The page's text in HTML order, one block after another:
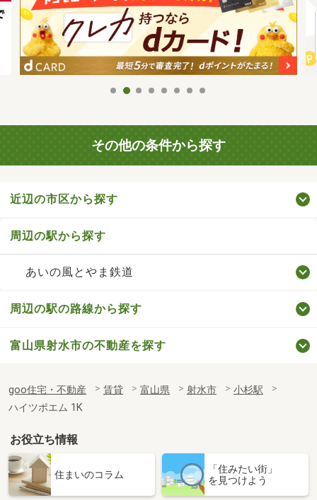
その他の条件から探す
近辺の市区から探す
周辺の駅から探す
あいの風とやま鉄道
周辺の駅の路線から探す
富山県射水市の不動産を探す
goo住宅・不動産 賃貸 富山県 射水市
小杉駅
ハイツポエム 1K
お役立ち情報
住まいのコラム
「住みたい街」
を見つけよう